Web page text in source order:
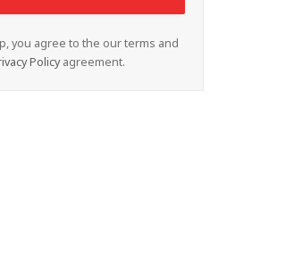
you agree to the our terms and
Policyagreement.